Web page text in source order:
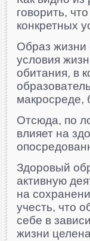
говорить,
конкретных
Образ жизни
условия
обитания, в
макросреде,
Отсюда, по
влияет на
Здоровый
активную
на
учесть, что
себе в
жизни